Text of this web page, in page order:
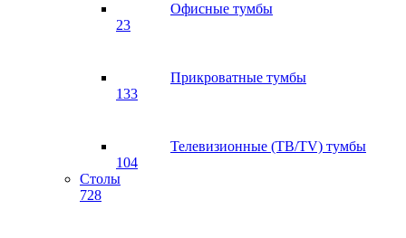
Офисные тумбы
23
Прикроватные тумбы
133
Телевизионные (ТВ/TV) тумбы
104
Столы
728